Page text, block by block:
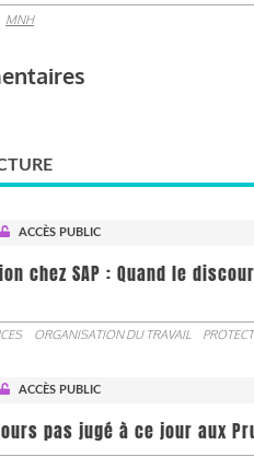
MNH
ACCÈS PUBLIC
chez SAP : Quand le
ORGANISATION DU TRAVAIL
ACCÈS PUBLIC
pas jugé à ce jour aux